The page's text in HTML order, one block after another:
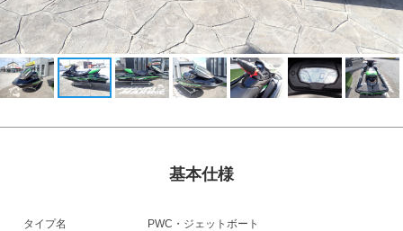
基本仕様
タイプ名 PWC・ジェットボート